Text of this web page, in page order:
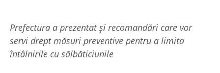
Prefectura a prezentat și recomandări care vor
servi drept măsuri preventive pentru a limita
întâlnirile cu sălbăticiunile